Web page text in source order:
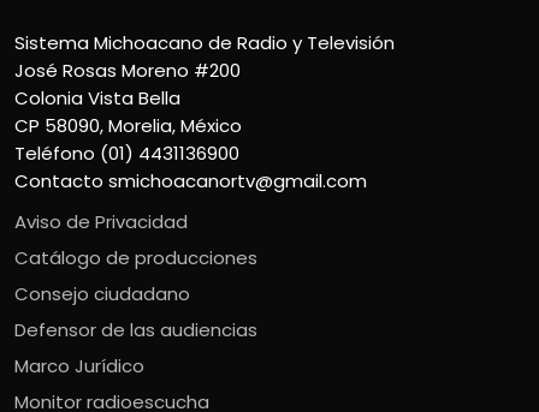
Sistema Michoacano de Radio y Televisión
José Rosas Moreno #200
Colonia Vista Bella
CP 58090, Morelia, México
Teléfono (01) 4431136900
Contacto smichoacanortv@gmail.com
Aviso de Privacidad
Catálogo de producciones
Consejo ciudadano
Defensor de las audiencias
Marco Jurídico
Monitor radioescucha